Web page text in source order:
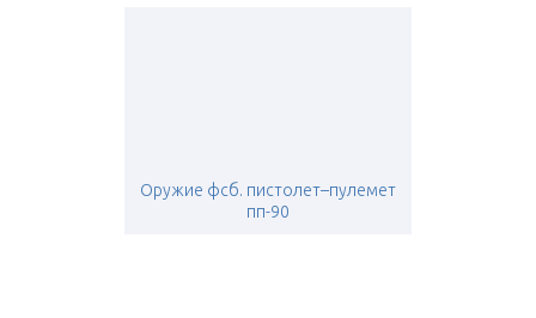
Оружие фсб. пистолет–пулемет
пп-90